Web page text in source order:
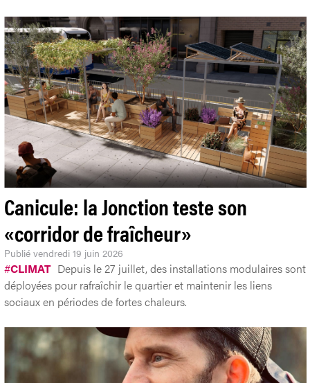
Canicule: la Jonction teste son
«corridor de fraîcheur»
Publié vendredi 19 juin 2026
#CLIMAT Depuis le 27 juillet, des installations modulaires sont
déployées pour rafraîchir le quartier et maintenir les liens
sociaux en périodes de fortes chaleurs.